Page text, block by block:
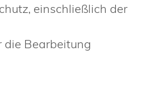
einschließlich der
die Bearbeitung